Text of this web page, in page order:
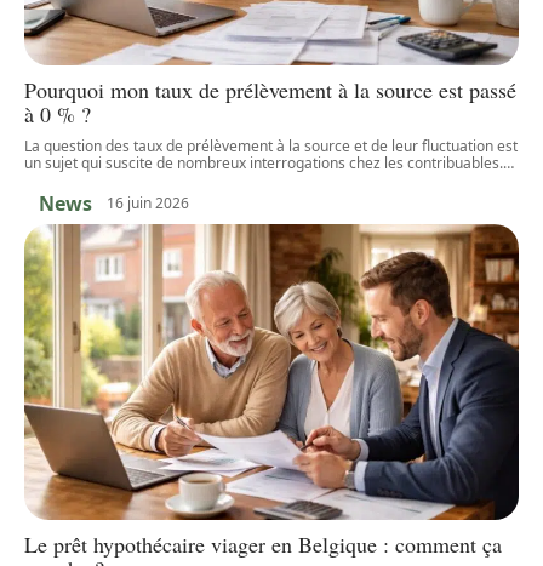
Pourquoi mon taux de prélèvement à la source est passé
à 0 % ?
La question des taux de prélèvement à la source et de leur fluctuation est
un sujet qui suscite de nombreux interrogations chez les contribuables.…
News 16 juin 2026
Le prêt hypothécaire viager en Belgique : comment ça